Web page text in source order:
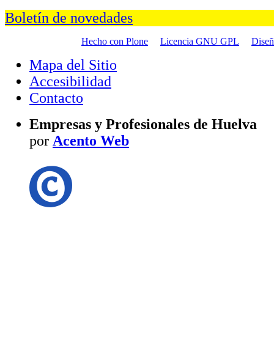
Boletín de novedades
Hecho con Plone Licencia GNU GPL
Mapa del Sitio
Accesibilidad
Contacto
Empresas y Profesionales de Huelva
por Acento Web